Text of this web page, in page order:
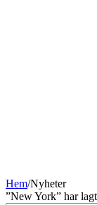
Hem/Nyheter
”New York” har